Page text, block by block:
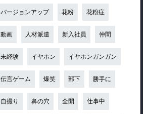
バージョンアップ 花粉 花粉症
動画 人材派遣 新入社員 仲間
未経験 イヤホン イヤホンガンガン
伝言ゲーム 爆笑 部下 勝手に
自撮り 鼻の穴 全開 仕事中